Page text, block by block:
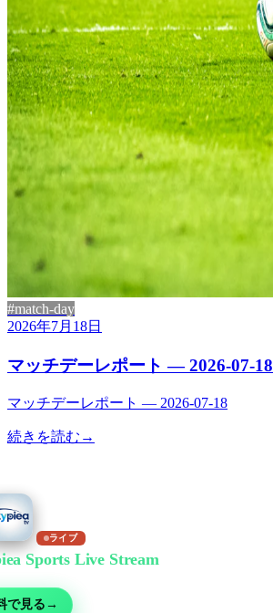
#match-day
2026年7月18日
マッチデーレポート — 2026-07-18
マッチデーレポート — 2026-07-18
続きを読む →
ライブ
Sports Live Streamで無料視聴
で見る →